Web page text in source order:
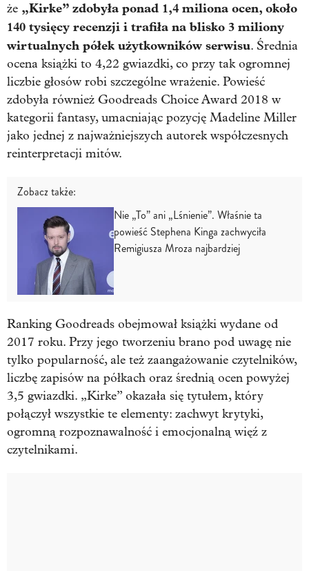
że „Kirke” zdobyła ponad 1,4 miliona ocen, około
140 tysięcy recenzji i trafiła na blisko 3 miliony
wirtualnych półek użytkowników serwisu. Średnia
ocena książki to 4,22 gwiazdki, co przy tak ogromnej
liczbie głosów robi szczególne wrażenie. Powieść
zdobyła również Goodreads Choice Award 2018 w
kategorii fantasy, umacniając pozycję Madeline Miller
jako jednej z najważniejszych autorek współczesnych
reinterpretacji mitów.
Zobacz także:
Nie „To” ani „Lśnienie”. Właśnie ta
powieść Stephena Kinga zachwyciła
Remigiusza Mroza najbardziej
Ranking Goodreads obejmował książki wydane od
2017 roku. Przy jego tworzeniu brano pod uwagę nie
tylko popularność, ale też zaangażowanie czytelników,
liczbę zapisów na półkach oraz średnią ocen powyżej
3,5 gwiazdki. „Kirke” okazała się tytułem, który
połączył wszystkie te elementy: zachwyt krytyki,
ogromną rozpoznawalność i emocjonalną więź z
czytelnikami.